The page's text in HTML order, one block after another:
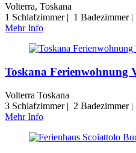
Volterra, Toskana
1 Schlafzimmer | 1 Badezimmer
Mehr Info
Toskana Ferienwohnung
Volterra Toskana
3 Schlafzimmer | 2 Badezimmer
Mehr Info